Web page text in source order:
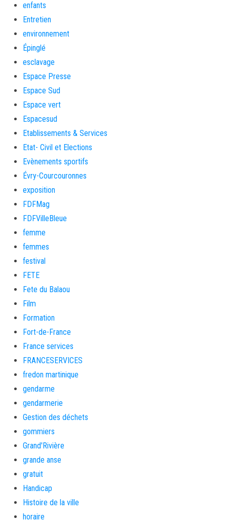
enfants
Entretien
environnement
Épinglé
esclavage
Espace Presse
Espace Sud
Espace vert
Espacesud
Etablissements & Services
Etat- Civil et Elections
Evènements sportifs
Évry-Courcouronnes
exposition
FDFMag
FDFVilleBleue
femme
femmes
festival
FETE
Fete du Balaou
Film
Formation
Fort-de-France
France services
FRANCESERVICES
fredon martinique
gendarme
gendarmerie
Gestion des déchets
gommiers
Grand'Rivière
grande anse
gratuit
Handicap
Histoire de la ville
horaire